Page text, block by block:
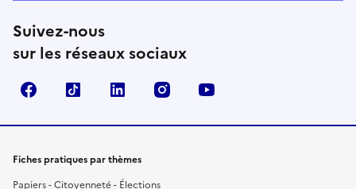
Suivez-nous
sur les réseaux sociaux
FacebookTikTok LinkedIn Instagram
Fiches pratiques par thèmes
Papiers - Citoyenneté - Élections